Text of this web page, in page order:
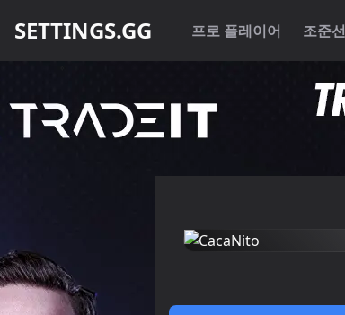
SETTINGS.GG 프로 플레이어 조준선